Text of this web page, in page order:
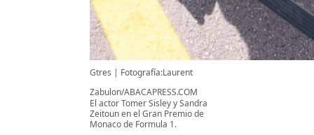
Gtres
Fotografía:Laurent
Zabulon/ABACAPRESS.COM
El actor Tomer Sisley y Sandra
Zeitoun en el Gran Premio de
Monaco de Formula 1.